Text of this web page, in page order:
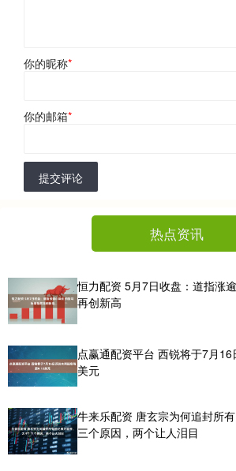
你的昵称*
你的邮箱*
提交评论
热点资讯
恒力配资 5月7日收盘：道指涨
再创新高
点赢通配资平台 西锐将于7月
美元
牛来乐配资 唐玄宗为何追封所
三个原因，两个让人泪目